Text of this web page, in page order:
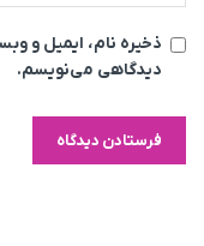
ذخیره نام، ایمیل و
دیدگاهی می‌نویسم.